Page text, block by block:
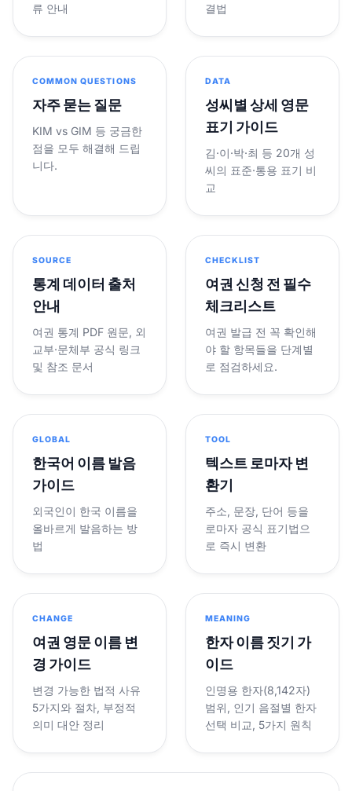
류 안내
결법
COMMON QUESTIONS
자주 묻는 질문
KIM vs GIM 등 궁금한
점을 모두 해결해 드립
니다.
DATA
성씨별 상세 영문
표기 가이드
김·이·박·최 등 20개 성
씨의 표준·통용 표기 비
교
SOURCE
통계 데이터 출처
안내
여권 통계 PDF 원문, 외
교부·문체부 공식 링크
및 참조 문서
CHECKLIST
여권 신청 전 필수
체크리스트
여권 발급 전 꼭 확인해
야 할 항목들을 단계별
로 점검하세요.
GLOBAL
한국어 이름 발음
가이드
외국인이 한국 이름을
올바르게 발음하는 방
법
TOOL
텍스트 로마자 변
환기
주소, 문장, 단어 등을
로마자 공식 표기법으
로 즉시 변환
CHANGE
여권 영문 이름 변
경 가이드
변경 가능한 법적 사유
5가지와 절차, 부정적
의미 대안 정리
MEANING
한자 이름 짓기 가
이드
인명용 한자(8,142자)
범위, 인기 음절별 한자
선택 비교, 5가지 원칙